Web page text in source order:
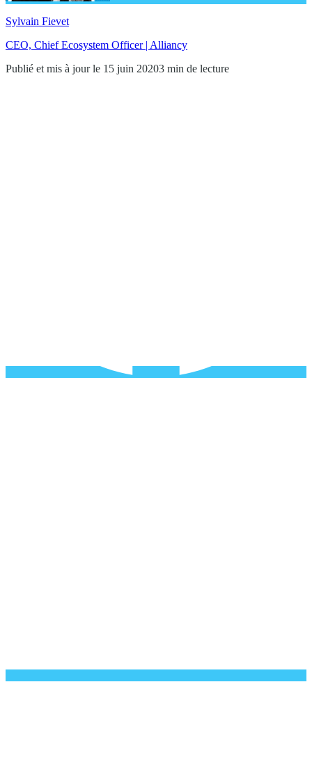
Sylvain Fievet
CEO, Chief Ecosystem Officer | Alliancy
Publié et mis à jour le 15 juin 20203 min de lecture